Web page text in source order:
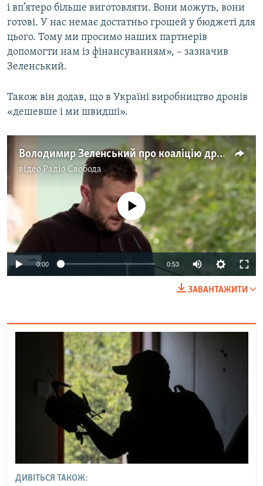
Усі сайти RFE/RL
і вп’ятеро більше виготовляти. Вони можуть, вони
готові. У нас немає достатньо грошей у бюджеті для
цього. Тому ми просимо наших партнерів
допомогти нам із фінансуванням», – зазначив
Зеленський.
Також він додав, що в Україні виробництво дронів
«дешевше і ми швидші».
Володимир Зеленський про коаліцію дронів (відео)
відео Радіо Свобода
Auto 240p 360p 480p
720p 1080p
No media source currently available
0:00 0:53
480p
ЗАВАНТАЖИТИ
ДИВІТЬСЯ ТАКОЖ: